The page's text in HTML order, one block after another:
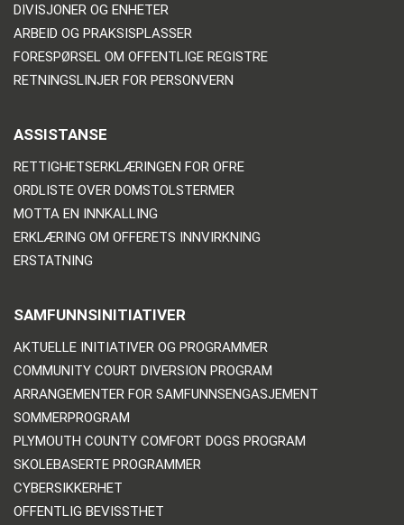
DIVISJONER OG ENHETER
ARBEID OG PRAKSISPLASSER
FORESPØRSEL OM OFFENTLIGE REGISTRE
RETNINGSLINJER FOR PERSONVERN
ASSISTANSE
RETTIGHETSERKLÆRINGEN FOR OFRE
ORDLISTE OVER DOMSTOLSTERMER
MOTTA EN INNKALLING
ERKLÆRING OM OFFERETS INNVIRKNING
ERSTATNING
SAMFUNNSINITIATIVER
AKTUELLE INITIATIVER OG PROGRAMMER
COMMUNITY COURT DIVERSION PROGRAM
ARRANGEMENTER FOR SAMFUNNSENGASJEMENT
SOMMERPROGRAM
PLYMOUTH COUNTY COMFORT DOGS PROGRAM
SKOLEBASERTE PROGRAMMER
CYBERSIKKERHET
OFFENTLIG BEVISSTHET